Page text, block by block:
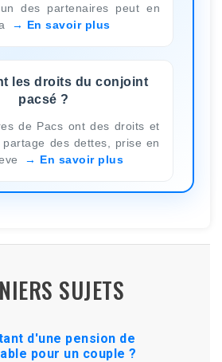
des partenaires peut en
En savoir plus
les droits du conjoint
pacsé ?
de Pacs ont des droits et
des dettes, prise en
En savoir plus
SUJETS
d'une pension de
pour un couple ?